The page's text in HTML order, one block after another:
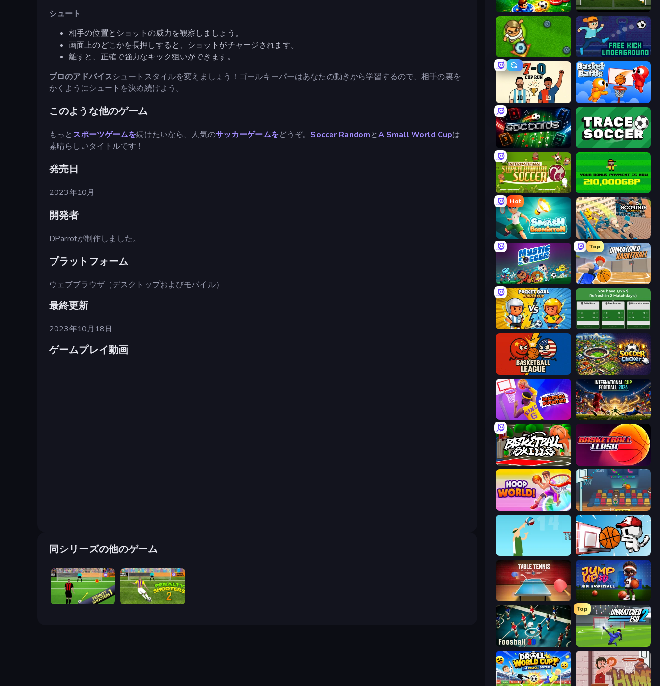
シュート
相手の位置とショットの威力を観察しましょう。
画面上のどこかを長押しすると、ショットがチャージされます。
離すと、正確で強力なキック狙いができます。
プロのアドバイスシュートスタイルを変えましょう！ゴールキーパーはあなたの動きから学習するので、相手の裏を
かくようにシュートを決め続けよう。
このような他のゲーム
もっとスポーツゲームを続けたいなら、人気のサッカーゲームをどうぞ。 Soccer RandomとA Small World Cupは
素晴らしいタイトルです！
発売日
2023年10月
開発者
DParrotが制作しました。
プラットフォーム
ウェブブラウザ（デスクトップおよびモバイル）
最終更新
2023年10月18日
ゲームプレイ動画
同シリーズの他のゲーム
Penalty Shooters Penalty Shooters 2
Soccer Duel A Small World Cup
Foot Chinko Free Kick Underground
Basket Battle
Soccards Tracesoccer
International Super Animal Soccer Bad Soccer Manager
Hot
Smash Badminton Scoring Champion
Mystic Soccer
Top
Unmatched Basketball
Pocket Goal: World Cup Idle Soccer Manager
Basketball League Soccer Clicker
Basketball Superstars International Cup Football 2026
Basketball Skills Basketball Clash
Hoop World 3D Basket Champs
Street Ball Jam Basket Cats
Table Tennis World Tour Jump Up 3D: Mini Basketball
Foosball 3D
Top
Unmatched Ego 2